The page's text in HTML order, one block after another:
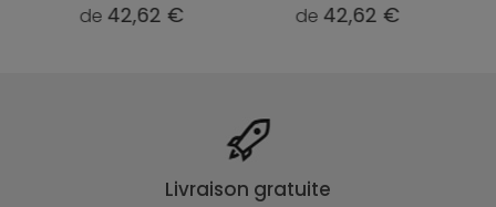
de42,62 € de42,62 €
Livraison gratuite